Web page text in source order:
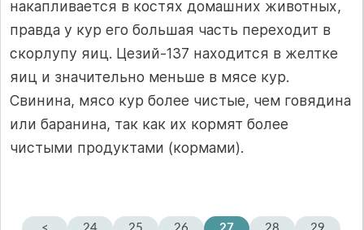
накапливается в костях домашних животных,
правда у кур его большая часть переходит в
скорлупу яиц. Цезий-137 находится в желтке
яиц и значительно меньше в мясе кур.
Свинина, мясо кур более чистые, чем говядина
или баранина, так как их кормят более
чистыми продуктами (кормами).
< 24 25 26 27 28
29